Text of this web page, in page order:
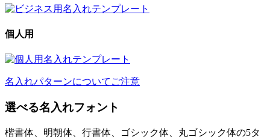
個人用
名入れパターンについてご注意
選べる名入れフォント
楷書体、明朝体、行書体、ゴシック体、丸ゴシック体の5タ